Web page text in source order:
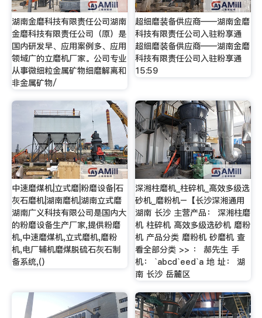
湖南金磨科技有限责任公司湖南
金磨科技有限责任公司（原）是
国内研发早、应用案例多、应用
领域广的立磨机厂家。公司专业
从事微细粒金属矿物细磨解离和
非金属矿物/
超细磨装备供应商——湖南金磨
科技有限责任公司入驻粉享通
超细磨装备供应商——湖南金磨
科技有限责任公司入驻粉享通
15:59
中速磨煤机|立式磨|粉磨设备|石
灰石磨机|湖南磨机|湖南立式磨
湖南广义科技有限公司是国内大
的粉磨设备生产厂家,提供粉磨
机,中速磨煤机,立式磨机,磨粉
机,电厂辅机磨煤脱硫石灰石制
备系统,()
深湘柱磨机_柱碎机_高效多级选
砂机_磨粉机–【长沙深湘通用
湖南 长沙 主营产品： 深湘柱磨
机 柱碎机 高效多级选砂机 磨粉
机 产品分类 磨粉机 砂磨机 查
看全部分类 >> ： 郝先生 手
机： `abcd`eed`a 地 址： 湖
南 长沙 岳麓区